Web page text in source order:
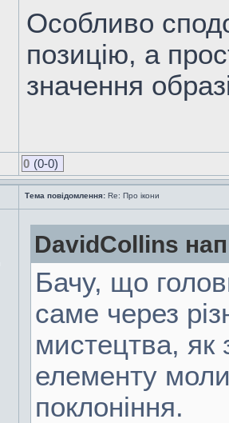
Особливо
позицію, а
значення
0 (0-0)
Тема повідомлення: Re: Про ікони
DavidCollins
Бачу, що
саме через
мистецтва, як
елементу
поклоніння.